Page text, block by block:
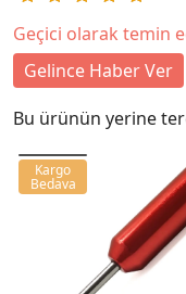
Geçici olarak temin
Gelince Haber Ver
Bu ürünün yerine
Kargo
Bedava